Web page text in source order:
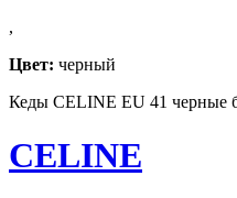
,
Цвет: черный
Кеды CELINE EU 41 черные
CELINE